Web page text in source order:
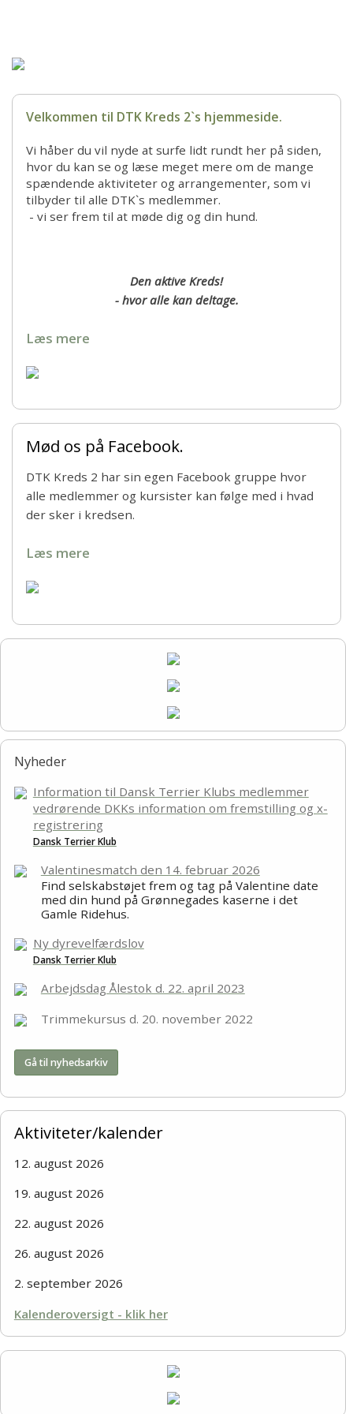
Hjem
Kreds 2
Hundeshoppen
Ungdom
Velkommen til DTK Kreds 2`s hjemmeside.
Vi håber du vil nyde at surfe lidt rundt her på siden,
hvor du kan se og læse meget mere om de mange
spændende aktiviteter og arrangementer, som vi
tilbyder til alle DTK`s medlemmer.
- vi ser frem til at møde dig og din hund.
Den aktive Kreds!
- hvor alle kan deltage.
Læs mere
Mød os på Facebook.
DTK Kreds 2 har sin egen Facebook gruppe hvor
alle medlemmer og kursister kan følge med i hvad
der sker i kredsen.
Læs mere
Nyheder
Information til Dansk Terrier Klubs medlemmer
vedrørende DKKs information om fremstilling og x-
registrering
Dansk Terrier Klub
Valentinesmatch den 14. februar 2026
Find selskabstøjet frem og tag på Valentine date
med din hund på Grønnegades kaserne i det
Gamle Ridehus.
Ny dyrevelfærdslov
Dansk Terrier Klub
Arbejdsdag Ålestok d. 22. april 2023
Trimmekursus d. 20. november 2022
Gå til nyhedsarkiv
Aktiviteter/kalender
12. august 2026
19. august 2026
22. august 2026
26. august 2026
2. september 2026
Kalenderoversigt - klik her